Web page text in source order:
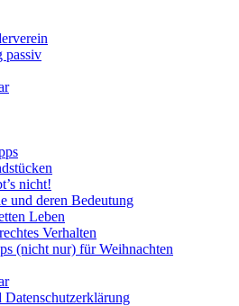
passiv
nicht!
und deren Bedeutung
Leben
Verhalten
(nicht nur) für Weihnachten
Datenschutzerklärung